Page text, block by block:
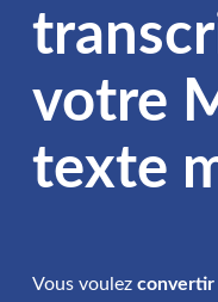
votre
texte
Vous voulezconvertir